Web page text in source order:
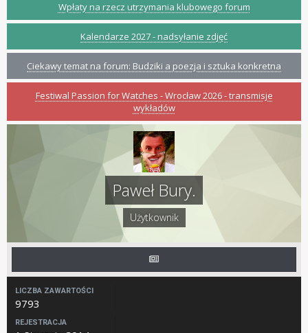
Wpłaty na rzecz utrzymania klubowego forum
Kalendarze 2027 - nadsyłanie zdjęć
Ciekawy temat na forum: Budziki a poezja i sztuka konkretna
Festiwal Passion for Watches - Wrocław 2026 - transmisje
wykładów
Paweł Bury.
Użytkownik
LICZBA ZAWARTOŚCI
9793
REJESTRACJA